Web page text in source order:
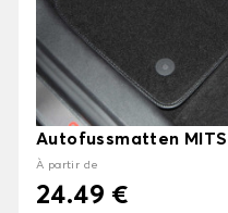
Autofussmatten
À partir de
24.49 €